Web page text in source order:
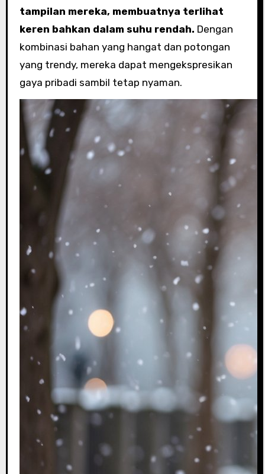
tampilan mereka, membuatnya terlihat
keren bahkan dalam suhu rendah. Dengan
kombinasi bahan yang hangat dan potongan
yang trendy, mereka dapat mengekspresikan
gaya pribadi sambil tetap nyaman.